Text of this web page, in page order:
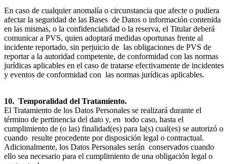
En caso de cualquier anomalía o circunstancia que afecte o pudiera
afectar la seguridad de las Bases de Datos o información contenida
en las mismas, o la confidencialidad o la reserva, el Titular deberá
comunicar a PVS, quien adoptará medidas oportunas frente al
incidente reportado, sin perjuicio de las obligaciones de PVS de
reportar a la autoridad competente, de conformidad con las normas
jurídicas aplicables en el caso de tratarse efectivamente de incidentes
y eventos de conformidad con las normas jurídicas aplicables.
10. Temporalidad del Tratamiento.
El Tratamiento de los Datos Personales se realizará durante el
término de pertinencia del dato y, en todo caso, hasta el
cumplimiento de (o las) finalidad(es) para la(s) cual(es) se autorizó o
cuando resulte procedente por disposición legal o contractual.
Adicionalmente, los Datos Personales serán conservados cuando
ello sea necesario para el cumplimiento de una obligación legal o